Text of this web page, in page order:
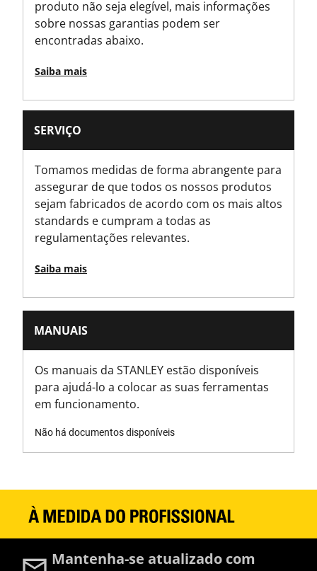
Is Spark Proof?
No
Is Tethered?
NENHUM Mecanismo de Bloqueio
Número de Peças
1
Emabalagem
Carded
Peso do produto [Kg]
Largura do produto [mm]
Tamanho da tomada [mm]
21
Tipo de soquete
produto não seja elegível, mais informações
sobre nossas garantias podem ser
encontradas abaixo.
Saiba mais
SERVIÇO
Tomamos medidas de forma abrangente para
assegurar de que todos os nossos produtos
sejam fabricados de acordo com os mais altos
standards e cumpram a todas as
regulamentações relevantes.
Saiba mais
MANUAIS
Os manuais da STANLEY estão disponíveis
para ajudá-lo a colocar as suas ferramentas
em funcionamento.
Não há documentos disponíveis
Mantenha-se atualizado com